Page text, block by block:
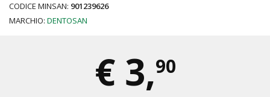
CODICE MINSAN: 901239626
MARCHIO: DENTOSAN
€ 3,90